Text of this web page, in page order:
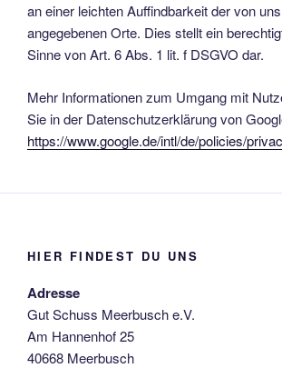
an einer leichten Auffindbarkeit der von
angegebenen Orte. Dies stellt ein
Sinne von Art. 6 Abs. 1 lit. f DSGVO dar.
Mehr Informationen zum Umgang mit
Sie in der Datenschutzerklärung von
https://www.google.de/intl/de/policies/
HIER FINDEST DU UNS
Adresse
Gut Schuss Meerbusch e.V.
Am Hannenhof 25
40668 Meerbusch